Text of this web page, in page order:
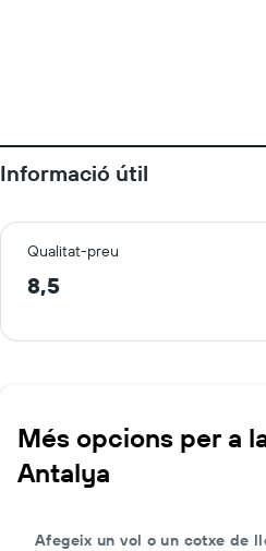
Informació útil
Qualitat-preu
8,5
Més opcions per a
Antalya
Afegeix un vol o un cotxe de